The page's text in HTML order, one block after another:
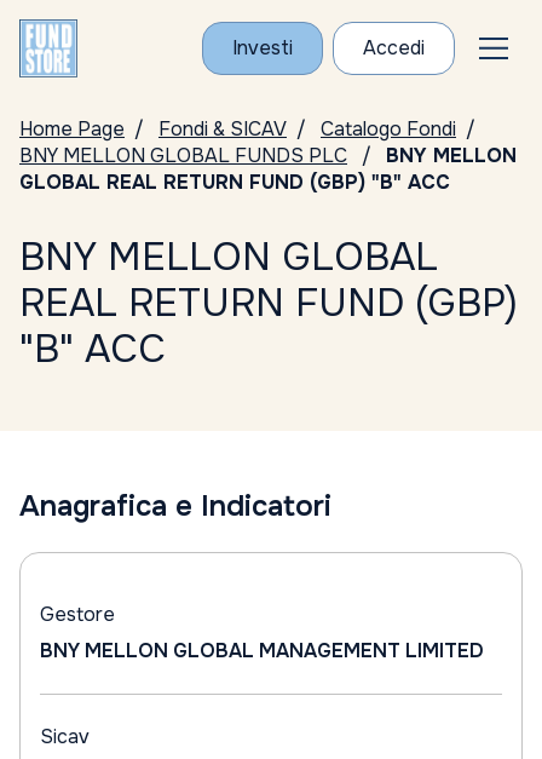
Investi Accedi
Home Page Fondi & SICAV
Catalogo Fondi
BNY MELLON GLOBAL FUNDS PLC
BNY MELLON
GLOBAL REAL RETURN FUND (GBP) "B" ACC
BNY MELLON GLOBAL
REAL RETURN FUND (GBP)
"B" ACC
Anagrafica e Indicatori
Gestore
BNY MELLON GLOBAL MANAGEMENT LIMITED
Sicav